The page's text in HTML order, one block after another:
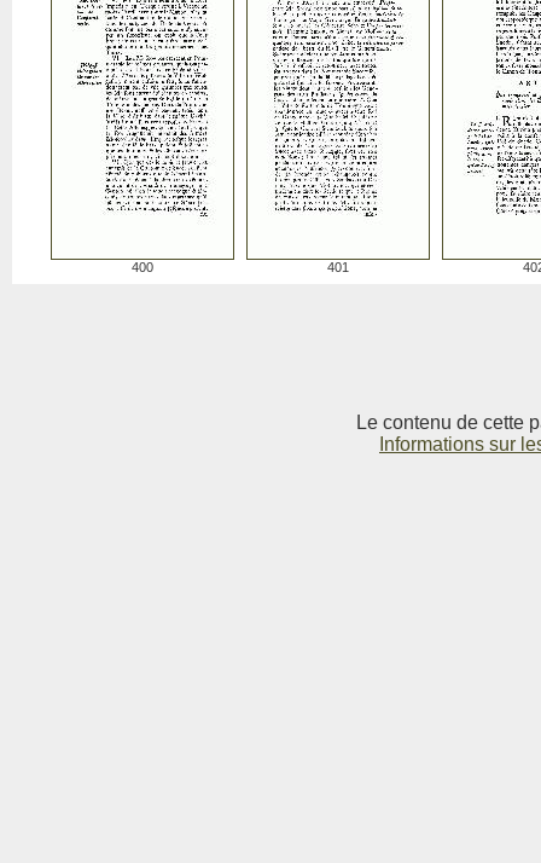
400 401
Le contenu de cette
Informations sur